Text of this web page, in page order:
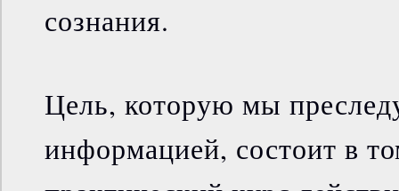
сознания.
Цель, которую мы
информацией, состоит в